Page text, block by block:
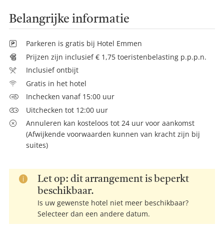
Belangrijke informatie
Parkeren is gratis bij Hotel Emmen
Prijzen zijn inclusief € 1,75 toeristenbelasting p.p.p.n.
Inclusief ontbijt
Gratis in het hotel
Inchecken vanaf 15:00 uur
Uitchecken tot 12:00 uur
Annuleren kan kosteloos tot 24 uur voor aankomst
(Afwijkende voorwaarden kunnen van kracht zijn bij
suites)
Let op: dit arrangement is beperkt
beschikbaar.
Is uw gewenste hotel niet meer beschikbaar?
Selecteer dan een andere datum.